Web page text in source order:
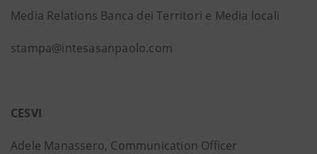
Media Relations Banca dei Territori e Media locali
stampa@intesasanpaolo.com
CESVI
Adele Manassero, Communication Officer